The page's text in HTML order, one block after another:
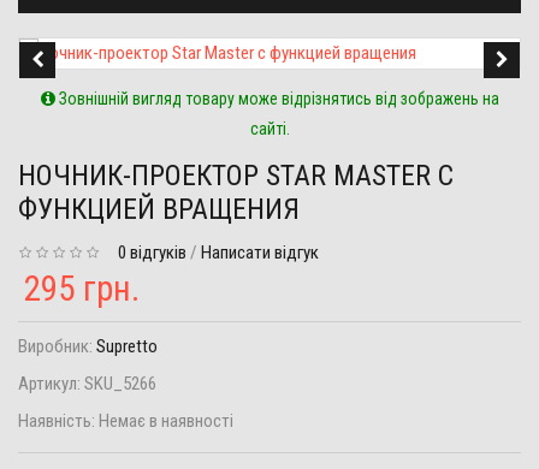
Зовнішній вигляд товару може відрізнятись від зображень на
сайті.
НОЧНИК-ПРОЕКТОР STAR MASTER С
ФУНКЦИЕЙ ВРАЩЕНИЯ
0 відгуків / Написати відгук
295 грн.
Виробник: Supretto
Артикул: SKU_5266
Наявність: Немає в наявності